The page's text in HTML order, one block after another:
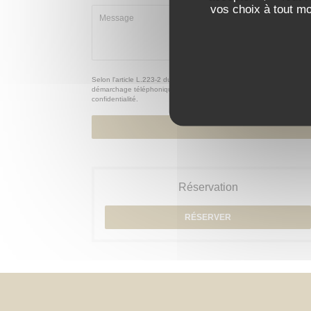
vos choix à tout
Selon l'article L.223-2 du code de la consommation, il est rappelé
démarchage téléphonique Bloctel :
confidentialité
Réservation
RÉSERVER